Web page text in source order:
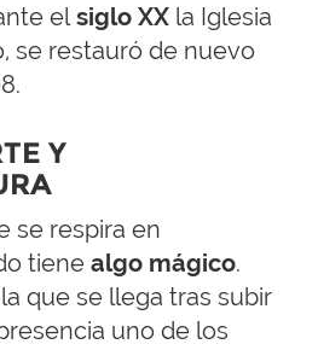
elsiglo XX la Iglesia
se restauró de nuevo
Y
se respira en
tiene algo mágico.
que se llega tras subir
uno de los